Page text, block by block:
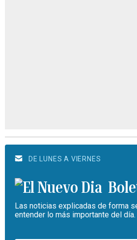
DE LUNES A VIERNES
Las noticias explicadas de forma
entender lo más importante del día.